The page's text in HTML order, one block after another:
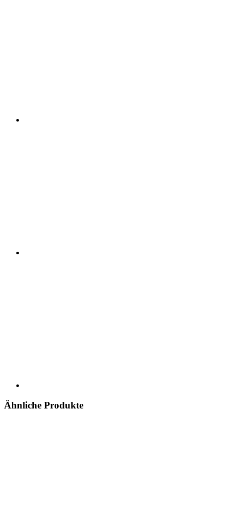
Ähnliche Produkte